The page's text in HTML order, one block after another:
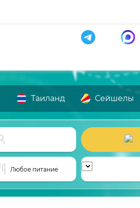
Таиланд Сейшелы
Любое питание